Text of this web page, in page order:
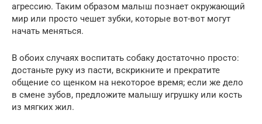
агрессию. Таким образом малыш познает окружающий
мир или просто чешет зубки, которые вот-вот могут
начать меняться.
В обоих случаях воспитать собаку достаточно просто:
достаньте руку из пасти, вскрикните и прекратите
общение со щенком на некоторое время; если же дело
в смене зубов, предложите малышу игрушку или кость
из мягких жил.